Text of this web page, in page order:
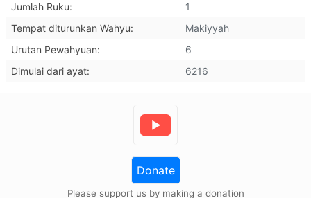
Jumlah Ruku:
1
Tempat diturunkan Wahyu:
Makiyyah
Urutan Pewahyuan:
6
Dimulai dari ayat:
6216
Donate
Please support us by making a donation